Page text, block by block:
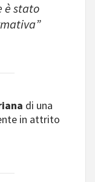
è stato
di una
in attrito